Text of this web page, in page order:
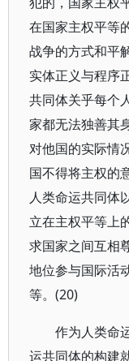
在国家主权平等
战争的方式和平
实体正义与程序
共同体关乎每个
家都无法独善其
对他国的实际情
国不得将主权的
人类命运共同体
立在主权平等上
求国家之间互相
地位参与国际活
等。(20)
作为人类命
运共同体的构建